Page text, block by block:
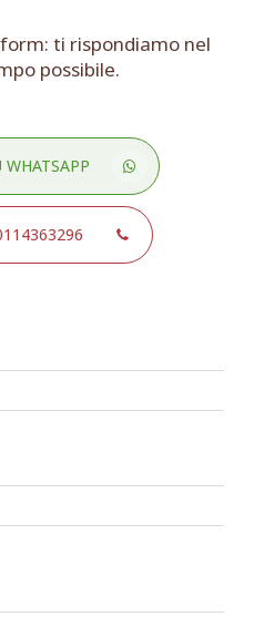
ti rispondiamo nel
possibile.
WHATSAPP